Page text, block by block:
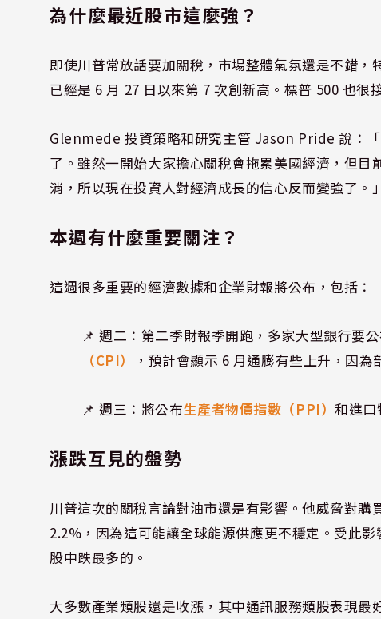
為什麼最近股市這麼強？
即使川普常放話要加關稅，市場整體氣氛還是不錯
已經是 6 月 27 日以來第 7 次創新高。標普 500 也很
Glenmede 投資策略和研究主管 Jason Pride 說：
了。雖然一開始大家擔心關稅會拖累美國經濟，但
消，所以現在投資人對經濟成長的信心反而變強了。」
本週有什麼重要關注？
這週很多重要的經濟數據和企業財報將公布，包括：
📌 週二：第二季財報季開跑，多家大型銀行要
（CPI）
，預計會顯示 6 月通膨有些上升，因
📌 週三：將公布生產者物價指數（PPI）和進口
漲跌互見的盤勢
川普這次的關稅言論對油市還是有影響。他威脅對
2.2%，因為這可能讓全球能源供應更不穩定。受此
股中跌最多的。
大多數產業類股還是收漲，其中通訊服務類股表現